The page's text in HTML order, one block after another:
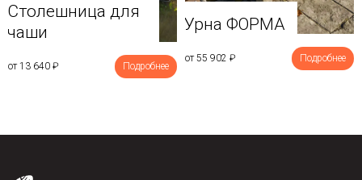
Столешница для
чаши
от 13 640 ₽ Подробнее
Урна ФОРМА
от 55 902 ₽ Подробнее